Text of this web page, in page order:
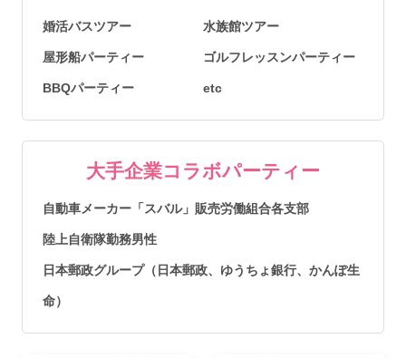
婚活バスツアー 水族館ツアー
屋形船パーティー ゴルフレッスンパーティー
BBQパーティー etc
大手企業コラボパーティー
自動車メーカー「スバル」販売労働組合各支部
陸上自衛隊勤務男性
日本郵政グループ（日本郵政、ゆうちょ銀行、かんぽ生
命）